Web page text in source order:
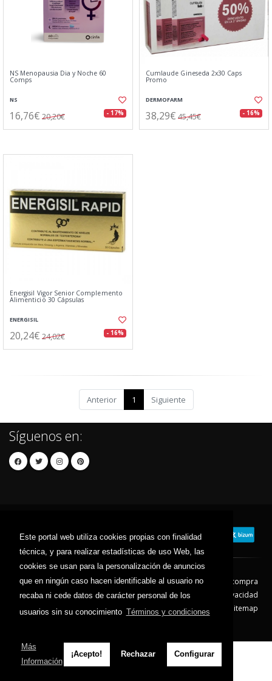
Este portal web utiliza cookies propias con finalidad
técnica, y para realizar estadísticas de uso Web, las
cookies se usan para la personalización de anuncios
que en ningún caso hacen identificable al usuario no
recaba ni cede datos de carácter personal de los
usuarios sin su conocimiento Términos y condiciones
Más
Información
¡Acepto! Rechazar Configurar
NS Menopausia Dia y Noche 60
Comps
NS
16,76€ 20,20€ - 17%
Cumlaude Gineseda 2x30 Caps
Promo
DERMOFARM
38,29€ 45,45€ - 16%
Energisil Vigor Senior Complemento
Alimenticio 30 Cápsulas
ENERGISIL
20,24€ 24,02€ - 16%
Anterior 1 Siguiente
Síguenos en:
Contacto Aviso Legal
Condiciones de compra
Política de envíos
Política de devolución
Política de Privacidad
Política de Cookies
Sitemap